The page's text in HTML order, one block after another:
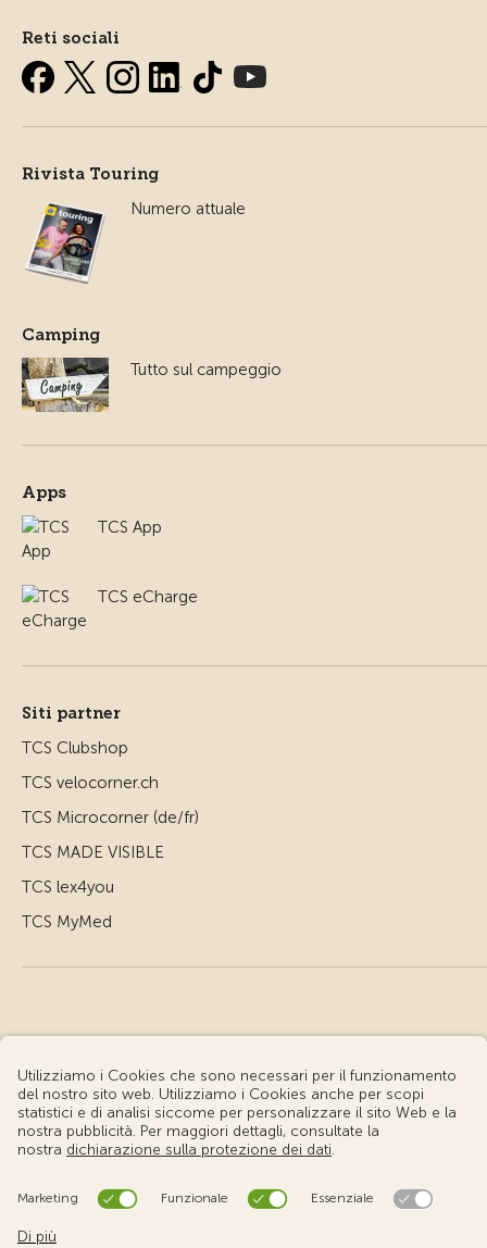
Reti sociali
Rivista Touring
Numero attuale
Camping
Tutto sul campeggio
Apps
TCS App
TCS eCharge
Siti partner
TCS Clubshop
TCS velocorner.ch
TCS Microcorner (de/fr)
TCS MADE VISIBLE
TCS lex4you
TCS MyMed
© Touring Club Svizzero
Condizioni d'uso – Informazioni giuridiche